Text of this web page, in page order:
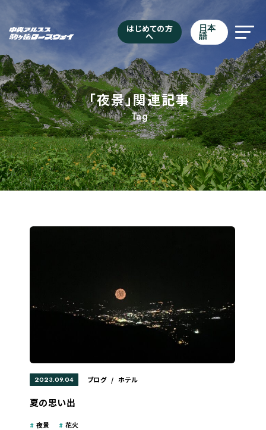
はじめての方
へ
日本
語
「夜景」関連記事
Tag
2023.09.04 ブログ / ホテル
夏の思い出
# 夜景 # 花火